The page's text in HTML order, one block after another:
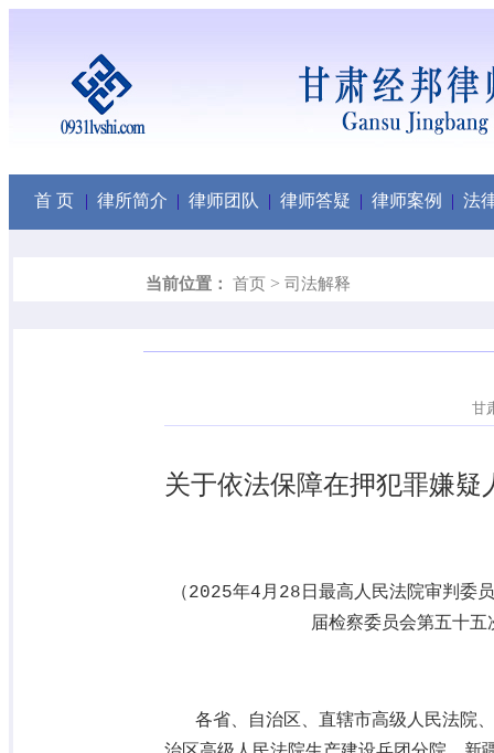
首 页 | 律所简介 | 律师团队 | 律师答疑 | 律师案例 | 法
当前位置： 首页 > 司法解释
甘
关于依法保障在押犯罪嫌
（2025年4月 28 日最高人民法院审判委
届检察委员会第五十五
各省、自治区、直辖市高级人民法院